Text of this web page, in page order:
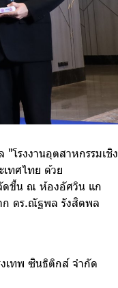
โรงงานอุตสาหกรรมเชิง
เทศไทย ด้วย
ดขึ้น ณ ห้องอัศวิน แก
ก ดร.ณัฐพล รังสิตพล
เทพ ซินธิติกส์ จำกัด